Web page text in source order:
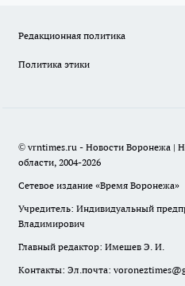
Редакционная политика
Политика этики
© vrntimes.ru - Новости Воронежа |
области, 2004-2026
Сетевое издание «Время Воронежа»
Учредитель: Индивидуальный
Владимирович
Главный редактор: Имешев Э. И.
Контакты: Эл.почта: